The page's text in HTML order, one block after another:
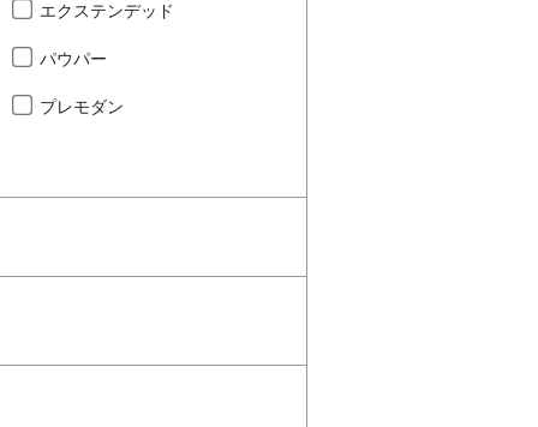
エクステンデッド
パウパー
プレモダン